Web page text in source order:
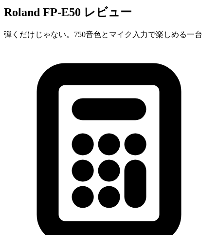
Roland FP-E50 レビュー
弾くだけじゃない。750音色とマイク入力で楽しめる一台